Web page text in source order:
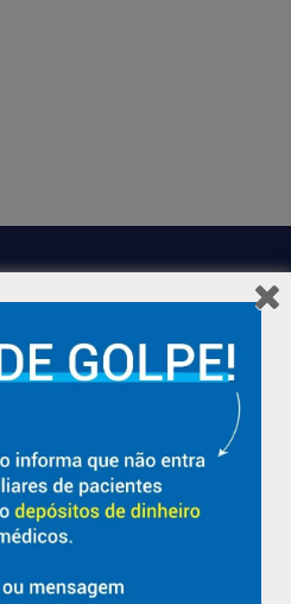
de 50 anos cuidando da saúde
e compromisso com a vida em